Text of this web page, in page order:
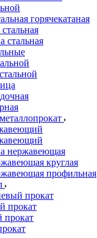
горячекатаная
стальная
нержавеющая
круглая
профильная
прокат
прокат
прокат